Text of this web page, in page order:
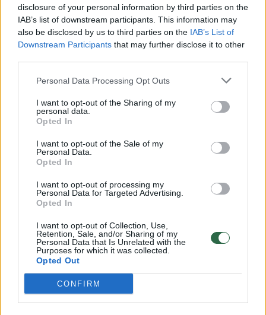
disclosure of your personal information by third parties on the
IAB’s list of downstream participants. This information may
also be disclosed by us to third parties on the IAB’s List of
Downstream Participants that may further disclose it to other
Personal Data Processing Opt Outs
I want to opt-out of the Sharing of my
personal data.
Opted In
I want to opt-out of the Sale of my
Personal Data.
Opted In
I want to opt-out of processing my
Personal Data for Targeted Advertising.
Opted In
I want to opt-out of Collection, Use,
Retention, Sale, and/or Sharing of my
Personal Data that Is Unrelated with the
Purposes for which it was collected.
Opted Out
CONFIRM
pastatą.
Susiję straipsniai
D. Tuskas įvardijo, kuri šalis
gaus daugiausia naudos iš
karo Artimuosiuose Rytuose
(2)